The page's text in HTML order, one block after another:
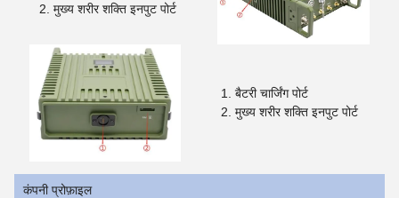
मुख्य शरीर शक्ति इनपुट पोर्ट
बैटरी चार्जिंग पोर्ट
मुख्य शरीर शक्ति इनपुट पोर्ट
कंपनी प्रोफ़ाइल